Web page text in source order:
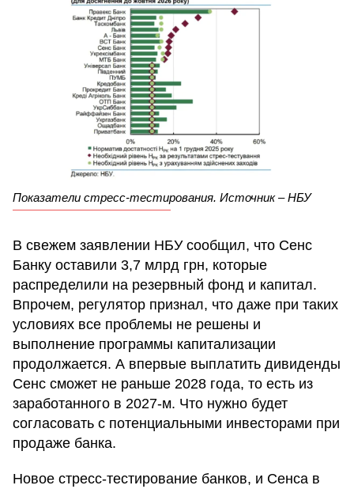
Показатели стресс-тестирования. Источник – НБУ
В свежем заявлении НБУ сообщил, что Сенс
Банку оставили 3,7 млрд грн, которые
распределили на резервный фонд и капитал.
Впрочем, регулятор признал, что даже при таких
условиях все проблемы не решены и
выполнение программы капитализации
продолжается. А впервые выплатить дивиденды
Сенс сможет не раньше 2028 года, то есть из
заработанного в 2027-м. Что нужно будет
согласовать с потенциальными инвесторами при
продаже банка.
Новое стресс-тестирование банков, и Сенса в